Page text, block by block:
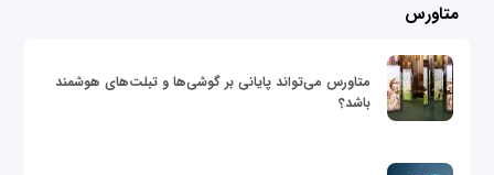
متاورس
متاورس می‌تواند پایانی بر گوشی‌ها و تبلت‌های هوشمند
باشد؟